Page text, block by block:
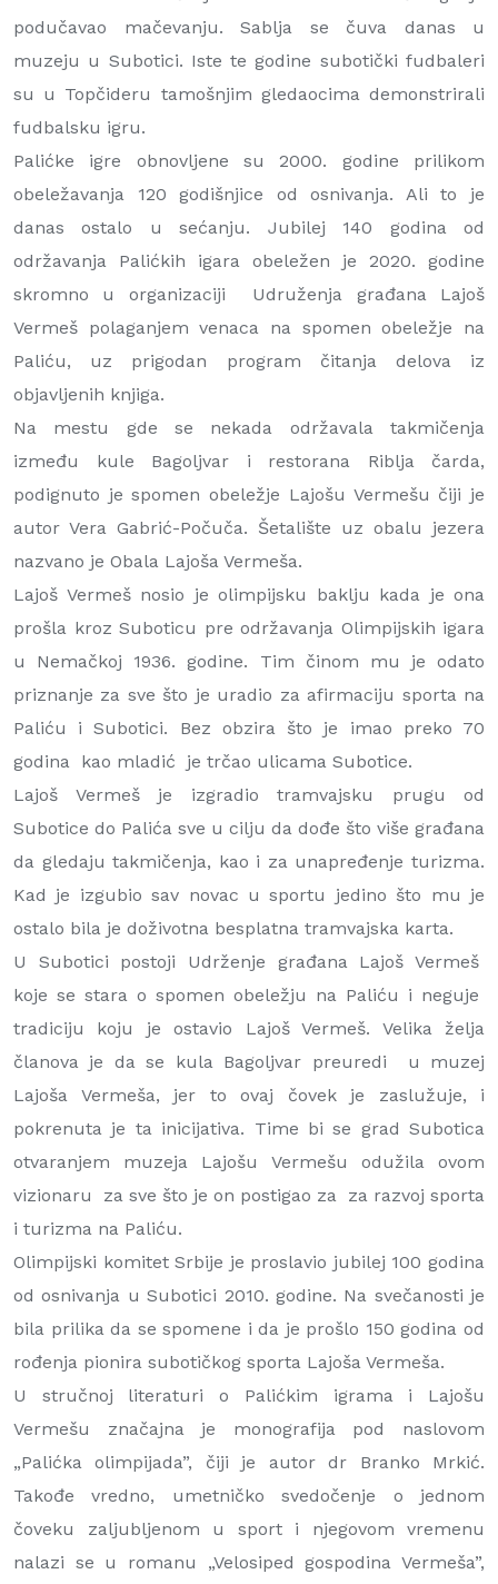
podučavao mačevanju. Sablja se čuva danas u
muzeju u Subotici. Iste te godine subotički fudbaleri
su u Topčideru tamošnjim gledaocima demonstrirali
fudbalsku igru.
Palićke igre obnovljene su 2000. godine prilikom
obeležavanja 120 godišnjice od osnivanja. Ali to je
danas ostalo u sećanju. Jubilej 140 godina od
održavanja Palićkih igara obeležen je 2020. godine
skromno u organizaciji Udruženja građana Lajoš
Vermeš polaganjem venaca na spomen obeležje na
Paliću, uz prigodan program čitanja delova iz
objavljenih knjiga.
Na mestu gde se nekada održavala takmičenja
između kule Bagoljvar i restorana Riblja čarda,
podignuto je spomen obeležje Lajošu Vermešu čiji je
autor Vera Gabrić-Počuča. Šetalište uz obalu jezera
nazvano je Obala Lajoša Vermeša.
Lajoš Vermeš nosio je olimpijsku baklju kada je ona
prošla kroz Suboticu pre održavanja Olimpijskih igara
u Nemačkoj 1936. godine. Tim činom mu je odato
priznanje za sve što je uradio za afirmaciju sporta na
Paliću i Subotici. Bez obzira što je imao preko 70
godina kao mladić je trčao ulicama Subotice.
Lajoš Vermeš je izgradio tramvajsku prugu od
Subotice do Palića sve u cilju da dođe što više građana
da gledaju takmičenja, kao i za unapređenje turizma.
Kad je izgubio sav novac u sportu jedino što mu je
ostalo bila je doživotna besplatna tramvajska karta.
U Subotici postoji Udrženje građana Lajoš Vermeš
koje se stara o spomen obeležju na Paliću i neguje
tradiciju koju je ostavio Lajoš Vermeš. Velika želja
članova je da se kula Bagoljvar preuredi u muzej
Lajoša Vermeša, jer to ovaj čovek je zaslužuje, i
pokrenuta je ta inicijativa. Time bi se grad Subotica
otvaranjem muzeja Lajošu Vermešu odužila ovom
vizionaru za sve što je on postigao za za razvoj sporta
i turizma na Paliću.
Olimpijski komitet Srbije je proslavio jubilej 100 godina
od osnivanja u Subotici 2010. godine. Na svečanosti je
bila prilika da se spomene i da je prošlo 150 godina od
rođenja pionira subotičkog sporta Lajoša Vermeša.
U stručnoj literaturi o Palićkim igrama i Lajošu
Vermešu značajna je monografija pod naslovom
„Palićka olimpijada”, čiji je autor dr Branko Mrkić.
Takođe vredno, umetničko svedočenje o jednom
čoveku zaljubljenom u sport i njegovom vremenu
nalazi se u romanu „Velosiped gospodina Vermeša”,